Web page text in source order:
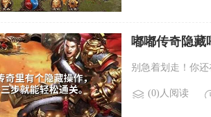
嘟嘟传奇隐藏
别急着划走！你
(0)人阅读